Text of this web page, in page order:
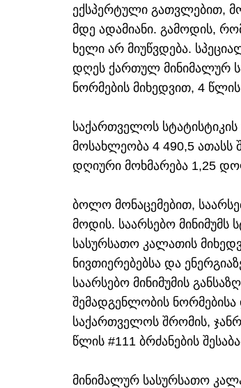
ექსპერტული გათვლებით,
მდე ადამიანი. გამოდის,
ხელი არ მიუწვდება.
დღეს ქართულ მინიმალურ
ნორმების მიხედვით, 4 წლის
საქართველოს
მოსახლეობა 4 490,5
დღიური მოხმარება 1,25
ბოლო მონაცემებით,
მოდის. საარსებო მინიმუმს
სასურსათო კალათის
ნივთიერებებსა და
საარსებო მინიმუმის
შემადგენლობის ნორმებისა
საქართველოს შრომის,
წლის #111 ბრძანების
მინიმალურ სასურსათო